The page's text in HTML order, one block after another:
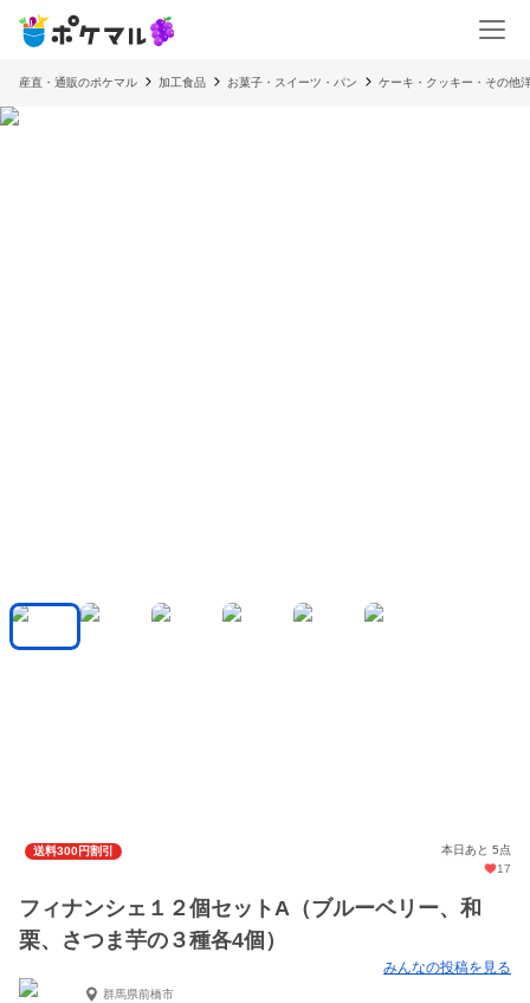
産直・通販のポケマル 加工食品 お菓子・スイーツ・パン ケーキ・クッキー・その他
送料300円割引
本日あと 5点
17
フィナンシェ１２個セットA（ブルーベリー、和
栗、さつま芋の３種各4個）
みんなの投稿を見る
群馬県前橋市